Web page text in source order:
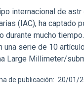
internacional de
(IAC), ha captado
durante mucho
una serie de 10
Large Millimeter/
de publicación 20/01/